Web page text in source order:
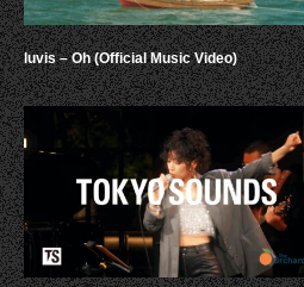
luvis – Oh (Official Music Video)